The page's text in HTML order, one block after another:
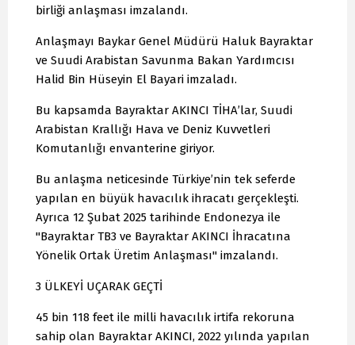
birliği anlaşması imzalandı.
Anlaşmayı Baykar Genel Müdürü Haluk Bayraktar
ve Suudi Arabistan Savunma Bakan Yardımcısı
Halid Bin Hüseyin El Bayari imzaladı.
Bu kapsamda Bayraktar AKINCI TİHA’lar, Suudi
Arabistan Krallığı Hava ve Deniz Kuvvetleri
Komutanlığı envanterine giriyor.
Bu anlaşma neticesinde Türkiye’nin tek seferde
yapılan en büyük havacılık ihracatı gerçekleşti.
Ayrıca 12 Şubat 2025 tarihinde Endonezya ile
"Bayraktar TB3 ve Bayraktar AKINCI İhracatına
Yönelik Ortak Üretim Anlaşması" imzalandı.
3 ÜLKEYİ UÇARAK GEÇTİ
45 bin 118 feet ile milli havacılık irtifa rekoruna
sahip olan Bayraktar AKINCI, 2022 yılında yapılan